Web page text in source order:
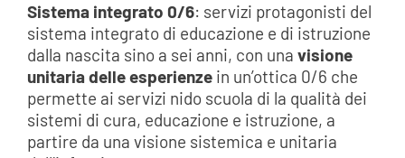
Sistema integrato 0/6: servizi protagonisti del
sistema integrato di educazione e di istruzione
dalla nascita sino a sei anni, con una visione
unitaria delle esperienzein un’ottica 0/6 che
permette ai servizi nido scuola di la qualità dei
sistemi di cura, educazione e istruzione, a
partire da una visione sistemica e unitaria